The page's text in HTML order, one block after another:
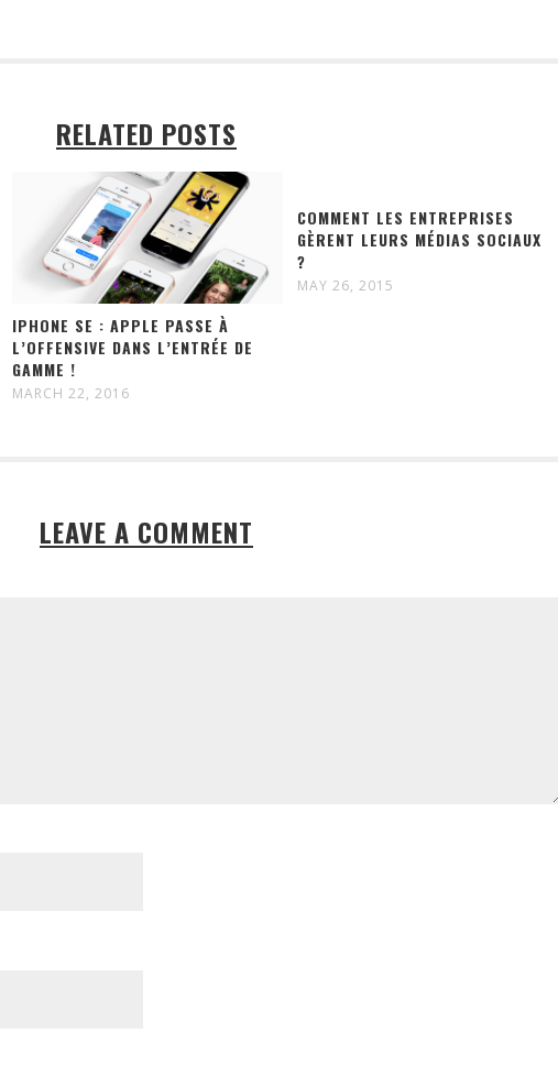
RELATED POSTS
IPHONE SE : APPLE PASSE À
L’OFFENSIVE DANS L’ENTRÉE DE
GAMME !
MARCH 22, 2016
COMMENT LES ENTREPRISES
GÈRENT LEURS MÉDIAS SOCIAUX
?
MAY 26, 2015
LEAVE A COMMENT